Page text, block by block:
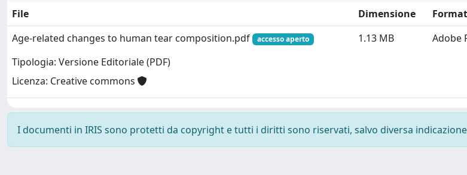
File
Dimensione
Age-related changes to human tear composition.pdf
accesso aperto
Tipologia: Versione Editoriale (PDF)
Licenza: Creative commons
1.13 MB Adobe
I documenti in IRIS sono protetti da copyright e tutti i diritti sono riservati, salvo diversa